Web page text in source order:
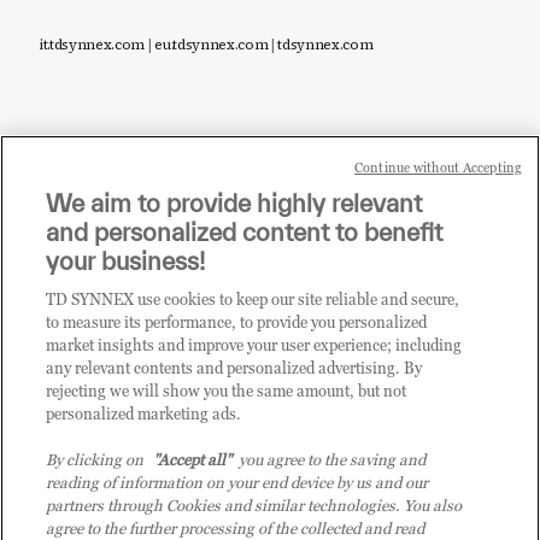
it.tdsynnex.com|eu.tdsynnex.com|tdsynnex.com
Sei un rivenditore di tecnologia e desideri acquistare
i prodotti o le soluzioni trattate sul blog?
CLICCA QUI E DIVENTA
CLIENTE TD SYNNEX
We aim to provide highly relevant
and personalized content to benefit
your business!
TD SYNNEX use cookies to keep our site reliable and secure,
to measure its performance, to provide you personalized
market insights and improve your user experience; including
any relevant contents and personalized advertising. By
rejecting we will show you the same amount, but not
personalized marketing ads.
By clicking on "Accept all"you agree to the saving and
reading of information on your end device by us and our
partners through Cookies and similar technologies. You also
agree to the further processing of the collected and read
Continue without Accepting